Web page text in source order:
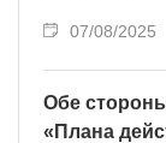
07/08/2025
Обе
«Плана